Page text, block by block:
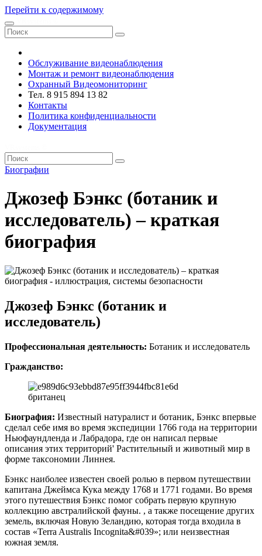
Перейти к содержимому
Обслуживание видеонаблюдения
Монтаж и ремонт видеонаблюдения
Охранный Видеомониторинг
Тел. 8 915 894 13 82
Контакты
Политика конфиденциальности
Документация
Биографии
Джозеф Бэнкс (ботаник и
исследователь) – краткая
биография
Джозеф Бэнкс (ботаник и
исследователь)
Профессиональная деятельность: Ботаник и исследователь
Гражданство:
британец
Биография: Известный натуралист и ботаник, Бэнкс впервые
сделал себе имя во время экспедиции 1766 года на территории
Ньюфаундленда и Лабрадора, где он написал первые
описания этих территорий' Растительный и животный мир в
форме таксономии Линнея.
Бэнкс наиболее известен своей ролью в первом путешествии
капитана Джеймса Кука между 1768 и 1771 годами. Во время
этого путешествия Бэнкс помог собрать первую крупную
коллекцию австралийской фауны. , а также посещение других
земель, включая Новую Зеландию, которая тогда входила в
состав «Terra Australis Incognita&#039»; или неизвестная
южная земля.